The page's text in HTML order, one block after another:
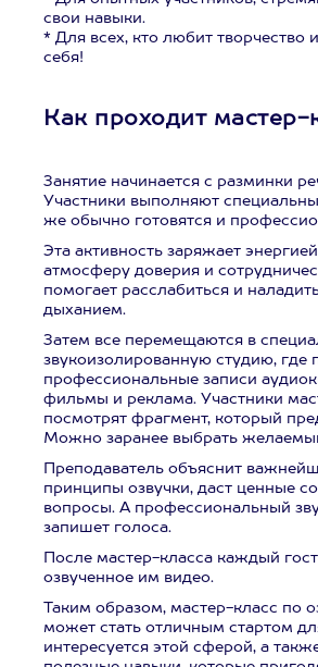
свои навыки.
* Для всех, кто любит творчество
себя!
Как проходит мастер-
Занятие начинается с разминки
Участники выполняют
же обычно готовятся и
Эта активность заряжает
атмосферу доверия и
помогает расслабиться и
дыханием.
Затем все перемещаются в
звукоизолированную студию, где
профессиональные записи
фильмы и реклама. Участники
посмотрят фрагмент, который
Можно заранее выбрать
Преподаватель объяснит
принципы озвучки, даст ценные
вопросы. А профессиональный
запишет голоса.
После мастер-класса каждый
озвученное им видео.
Таким образом, мастер-класс по
может стать отличным стартом
интересуется этой сферой, а